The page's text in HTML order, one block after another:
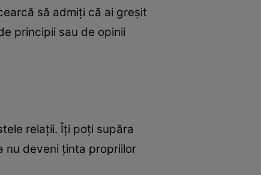
să admiţi că ai greşit
principii sau de opinii
relaţii. Îţi poţi supăra
nu deveni ţinta propriilor